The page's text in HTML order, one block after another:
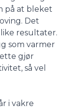
på at bleket
Det
resultater.
som varmer
gjør
så vel
i vakre